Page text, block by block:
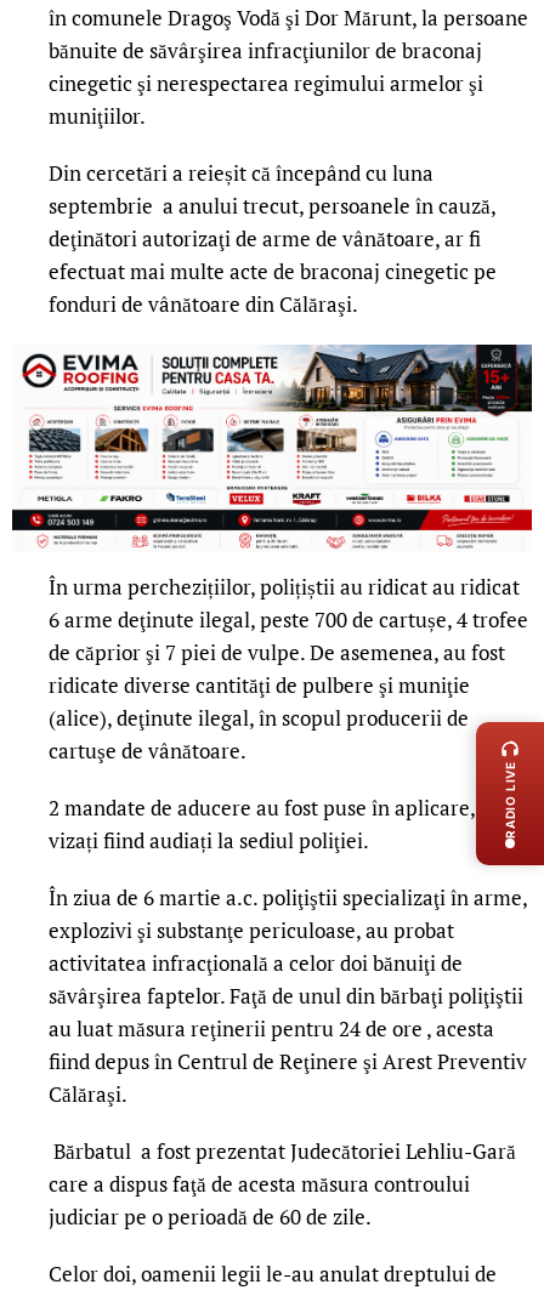
în comunele Dragoş Vodă şi Dor Mărunt, la persoane
bănuite de săvârşirea infracţiunilor de braconaj
cinegetic şi nerespectarea regimului armelor şi
muniţiilor.
Din cercetări a reieșit că începând cu luna
septembrie a anului trecut, persoanele în cauză,
deţinători autorizaţi de arme de vânătoare, ar fi
efectuat mai multe acte de braconaj cinegetic pe
fonduri de vânătoare din Călăraşi.
În urma perchezițiilor, polițiștii au ridicat au ridicat
6 arme deţinute ilegal, peste 700 de cartușe, 4 trofee
de căprior şi 7 piei de vulpe. De asemenea, au fost
ridicate diverse cantităţi de pulbere şi muniţie
(alice), deţinute ilegal, în scopul producerii de
cartuşe de vânătoare.
2 mandate de aducere au fost puse în aplicare, cei
vizați fiind audiați la sediul poliţiei.
În ziua de 6 martie a.c. poliţiştii specializaţi în arme,
explozivi şi substanţe periculoase, au probat
activitatea infracţională a celor doi bănuiţi de
săvârşirea faptelor. Faţă de unul din bărbaţi poliţiştii
au luat măsura reţinerii pentru 24 de ore , acesta
fiind depus în Centrul de Reţinere şi Arest Preventiv
Călăraşi.
Bărbatul a fost prezentat Judecătoriei Lehliu-Gară
care a dispus faţă de acesta măsura controului
judiciar pe o perioadă de 60 de zile.
Celor doi, oamenii legii le-au anulat dreptului de
RADIO LIVE